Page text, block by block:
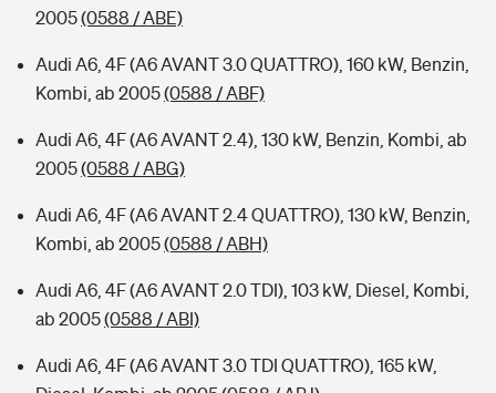
2005(0588 / ABE)
Audi A6, 4F (A6 AVANT 3.0 QUATTRO), 160 kW, Benzin,
Kombi, ab 2005(0588 / ABF)
Audi A6, 4F (A6 AVANT 2.4), 130 kW, Benzin, Kombi, ab
2005(0588 / ABG)
Audi A6, 4F (A6 AVANT 2.4 QUATTRO), 130 kW, Benzin,
Kombi, ab 2005(0588 / ABH)
Audi A6, 4F (A6 AVANT 2.0 TDI), 103 kW, Diesel, Kombi,
ab 2005(0588 / ABI)
Audi A6, 4F (A6 AVANT 3.0 TDI QUATTRO), 165 kW,